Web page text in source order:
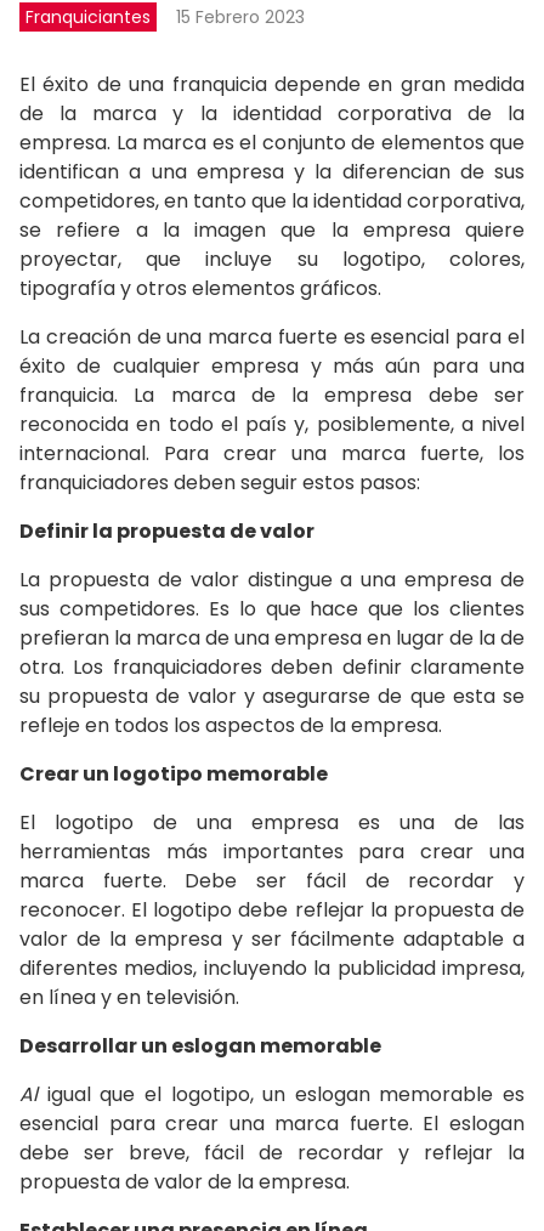
Franquiciantes 15 Febrero 2023
El éxito de una franquicia depende en gran medida
de la marca y la identidad corporativa de la
empresa. La marca es el conjunto de elementos que
identifican a una empresa y la diferencian de sus
competidores, en tanto que la identidad corporativa,
se refiere a la imagen que la empresa quiere
proyectar, que incluye su logotipo, colores,
tipografía y otros elementos gráficos.
La creación de una marca fuerte es esencial para el
éxito de cualquier empresa y más aún para una
franquicia. La marca de la empresa debe ser
reconocida en todo el país y, posiblemente, a nivel
internacional. Para crear una marca fuerte, los
franquiciadores deben seguir estos pasos:
Definir la propuesta de valor
La propuesta de valor distingue a una empresa de
sus competidores. Es lo que hace que los clientes
prefieran la marca de una empresa en lugar de la de
otra. Los franquiciadores deben definir claramente
su propuesta de valor y asegurarse de que esta se
refleje en todos los aspectos de la empresa.
Crear un logotipo memorable
El logotipo de una empresa es una de las
herramientas más importantes para crear una
marca fuerte. Debe ser fácil de recordar y
reconocer. El logotipo debe reflejar la propuesta de
valor de la empresa y ser fácilmente adaptable a
diferentes medios, incluyendo la publicidad impresa,
en línea y en televisión.
Desarrollar un eslogan memorable
Aligual que el logotipo, un eslogan memorable es
esencial para crear una marca fuerte. El eslogan
debe ser breve, fácil de recordar y reflejar la
propuesta de valor de la empresa.